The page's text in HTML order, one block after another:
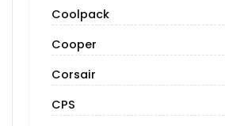
Coolpack
Cooper
Corsair
CPS